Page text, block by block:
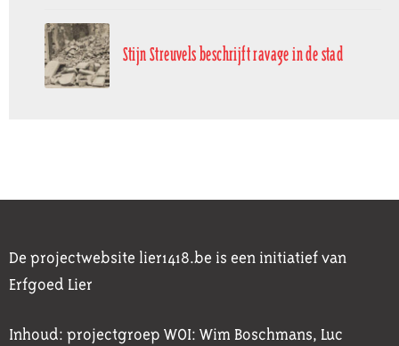
Stijn Streuvels beschrijft ravage in de stad
De projectwebsite lier1418.be is een initiatief van
Erfgoed Lier
Inhoud: projectgroep WOI: Wim Boschmans, Luc